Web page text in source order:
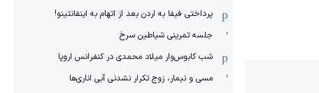
پرداختی فیفا به اردن بعد از اتهام به اینفانتینو!
جلسه تمرینی شیاطین سرخ
شب کابوس‌وار میلاد محمدی در کنفرانس اروپا
مسی و نیمار، زوج تکرار نشدنی آبی اناری‌ها